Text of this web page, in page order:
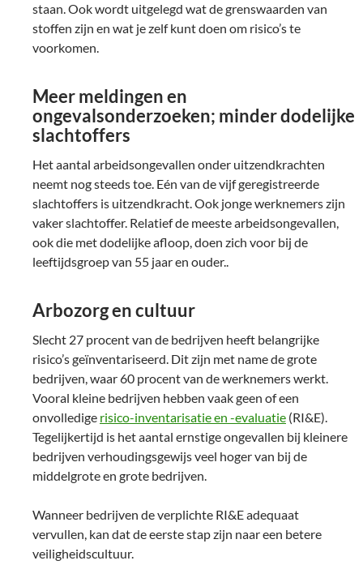
staan. Ook wordt uitgelegd wat de grenswaarden van
stoffen zijn en wat je zelf kunt doen om risico’s te
voorkomen.
Meer meldingen en
ongevalsonderzoeken; minder dodelijke
slachtoffers
Het aantal arbeidsongevallen onder uitzendkrachten
neemt nog steeds toe. Eén van de vijf geregistreerde
slachtoffers is uitzendkracht. Ook jonge werknemers zijn
vaker slachtoffer. Relatief de meeste arbeidsongevallen,
ook die met dodelijke afloop, doen zich voor bij de
leeftijdsgroep van 55 jaar en ouder..
Arbozorg en cultuur
Slecht 27 procent van de bedrijven heeft belangrijke
risico’s geïnventariseerd. Dit zijn met name de grote
bedrijven, waar 60 procent van de werknemers werkt.
Vooral kleine bedrijven hebben vaak geen of een
onvolledige risico-inventarisatie en -evaluatie (RI&E).
Tegelijkertijd is het aantal ernstige ongevallen bij kleinere
bedrijven verhoudingsgewijs veel hoger van bij de
middelgrote en grote bedrijven.
Wanneer bedrijven de verplichte RI&E adequaat
vervullen, kan dat de eerste stap zijn naar een betere
veiligheidscultuur.